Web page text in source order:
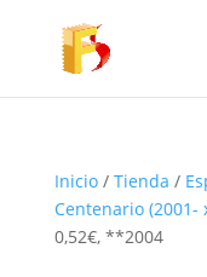
Inicio/ Tienda /
Centenario (2001-
0,52€, **2004